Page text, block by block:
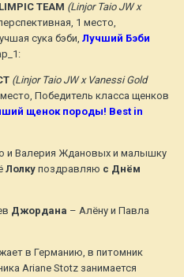
TEAM (Linjor Taio JW x
1 место,
сука бэби, Лучший Бэби
(Linjor Taio JW х Vanessi Gold
Победитель класса щенков
щенок породы! Best in
и Валерия Ждановых и малышку
Лолку поздравляю с Днём
Джордана – Алёну и Павла
в Германию, в питомник
Ariane Stotz занимается